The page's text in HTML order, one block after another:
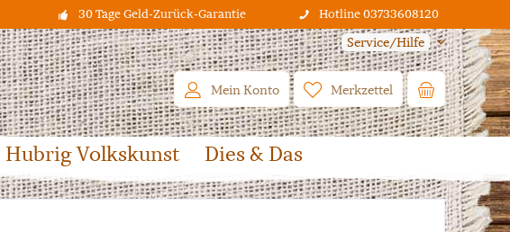
30 Tage Geld-Zurück-Garantie Hotline 03733608120
Service/Hilfe
Merkzettel
Mein Konto
Hubrig Volkskunst Dies & Das